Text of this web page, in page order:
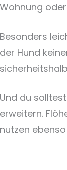
Wohnung
Besonders
der Hund
Und du
erweitern.
nutzen